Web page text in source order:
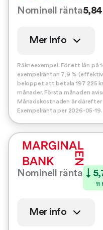
Nominell ränta
Mer info
Räkneexempel: För ett lån på
exempelräntan 7,9 %
beloppet att betala 197 225
månader. Första månaden
Månadskostnaden är därefter
Exempelränta per 2026-05-19.
Nominell ränta ↓
11
Mer info